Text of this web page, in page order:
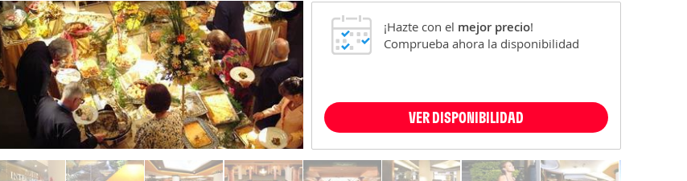
¡Hazte con el mejor precio!
Comprueba ahora la disponibilidad
VER DISPONIBILIDAD